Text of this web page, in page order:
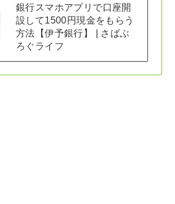
銀行スマホアプリで口座開
設して1500円現金をもらう
方法【伊予銀行】 | さばぶ
ろぐライフ